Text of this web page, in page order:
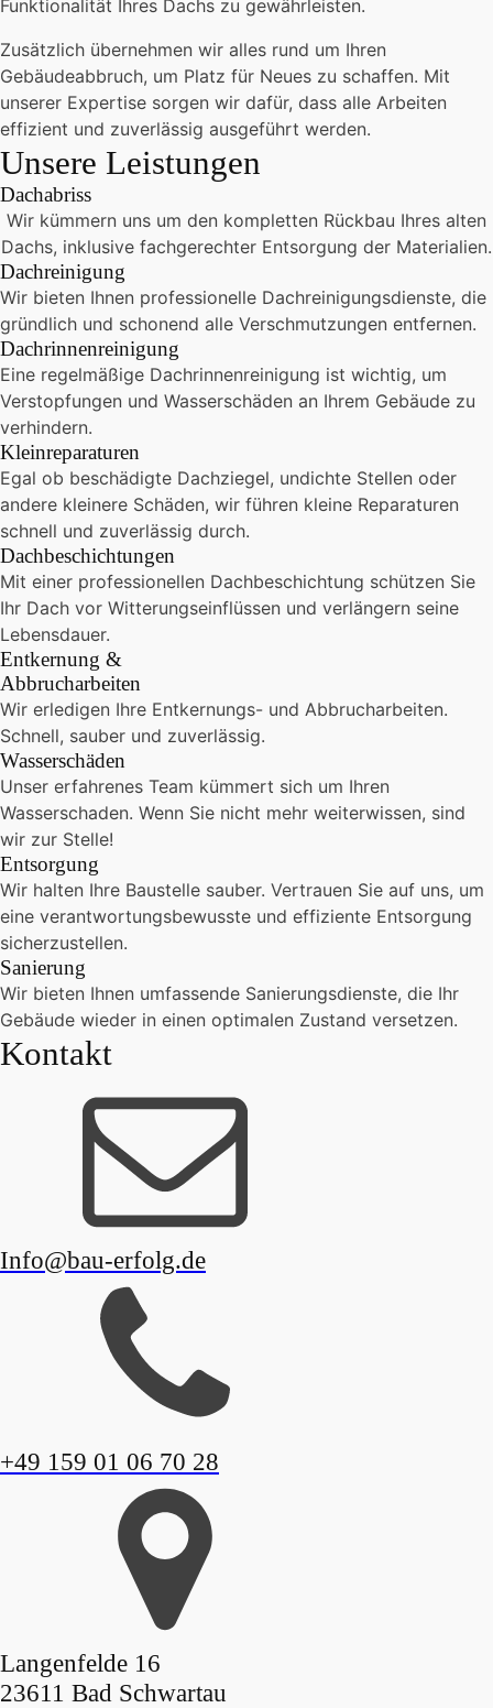
Funktionalität Ihres Dachs zu gewährleisten.
Zusätzlich übernehmen wir alles rund um Ihren
Gebäudeabbruch, um Platz für Neues zu schaffen. Mit
unserer Expertise sorgen wir dafür, dass alle Arbeiten
effizient und zuverlässig ausgeführt werden.
Unsere Leistungen
Dachabriss
Wir kümmern uns um den kompletten Rückbau Ihres alten
Dachs, inklusive fachgerechter Entsorgung der Materialien.
Dachreinigung
Wir bieten Ihnen professionelle Dachreinigungsdienste, die
gründlich und schonend alle Verschmutzungen entfernen.
Dachrinnenreinigung
Eine regelmäßige Dachrinnenreinigung ist wichtig, um
Verstopfungen und Wasserschäden an Ihrem Gebäude zu
verhindern.
Kleinreparaturen
Egal ob beschädigte Dachziegel, undichte Stellen oder
andere kleinere Schäden, wir führen kleine Reparaturen
schnell und zuverlässig durch.
Dachbeschichtungen
Mit einer professionellen Dachbeschichtung schützen Sie
Ihr Dach vor Witterungseinflüssen und verlängern seine
Lebensdauer.
Entkernung &
Abbrucharbeiten
Wir erledigen Ihre Entkernungs- und Abbrucharbeiten.
Schnell, sauber und zuverlässig.
Wasserschäden
Unser erfahrenes Team kümmert sich um Ihren
Wasserschaden. Wenn Sie nicht mehr weiterwissen, sind
wir zur Stelle!
Entsorgung
Wir halten Ihre Baustelle sauber. Vertrauen Sie auf uns, um
eine verantwortungsbewusste und effiziente Entsorgung
sicherzustellen.
Sanierung
Wir bieten Ihnen umfassende Sanierungsdienste, die Ihr
Gebäude wieder in einen optimalen Zustand versetzen.
Kontakt
Info@bau-erfolg.de
+49 159 01 06 70 28
Langenfelde 16
23611 Bad Schwartau